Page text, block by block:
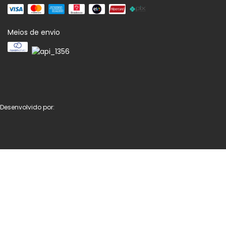
Meios de envio
Desenvolvido por: